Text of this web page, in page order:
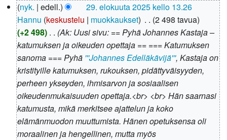
nyk. edell.
29. elokuuta 2025 kello 13.26
Hannu keskustelu muokkaukset
2 498 tavua
+2 498 ‎
Ak: Uusi sivu: == Pyhä Johannes Kastaja –
katumuksen ja oikeuden opettaja == === Katumuksen
sanoma === Pyhä '''Johannes Edelläkävijä''', Kastaja on
kristityille katumuksen, rukouksen, pidättyväisyyden,
perheen ykseyden, ihmisarvon ja sosiaalisen
oikeudenmukaisuuden opettaja.<br> <br> Hän saarnasi
katumusta, mikä merkitsee ajattelun ja koko
elämänmuodon muuttumista. Hänen opetuksensa oli
moraalinen ja hengellinen, mutta myös